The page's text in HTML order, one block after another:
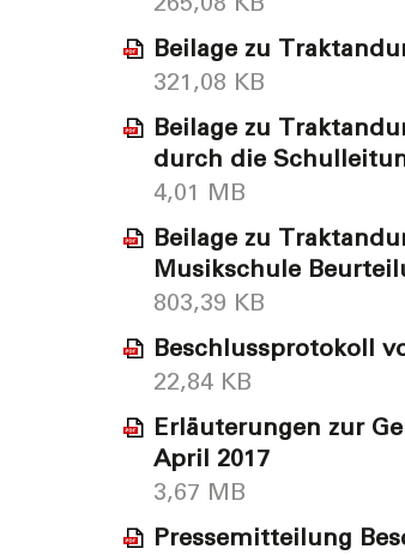
Beilage zu
321,08 KB
Beilage zu
durch die
4,01 MB
Beilage zu
Musikschule
803,39 KB
Beschlussprotokoll
22,84 KB
Erläuterungen zur
April 2017
3,67 MB
Pressemitteilung